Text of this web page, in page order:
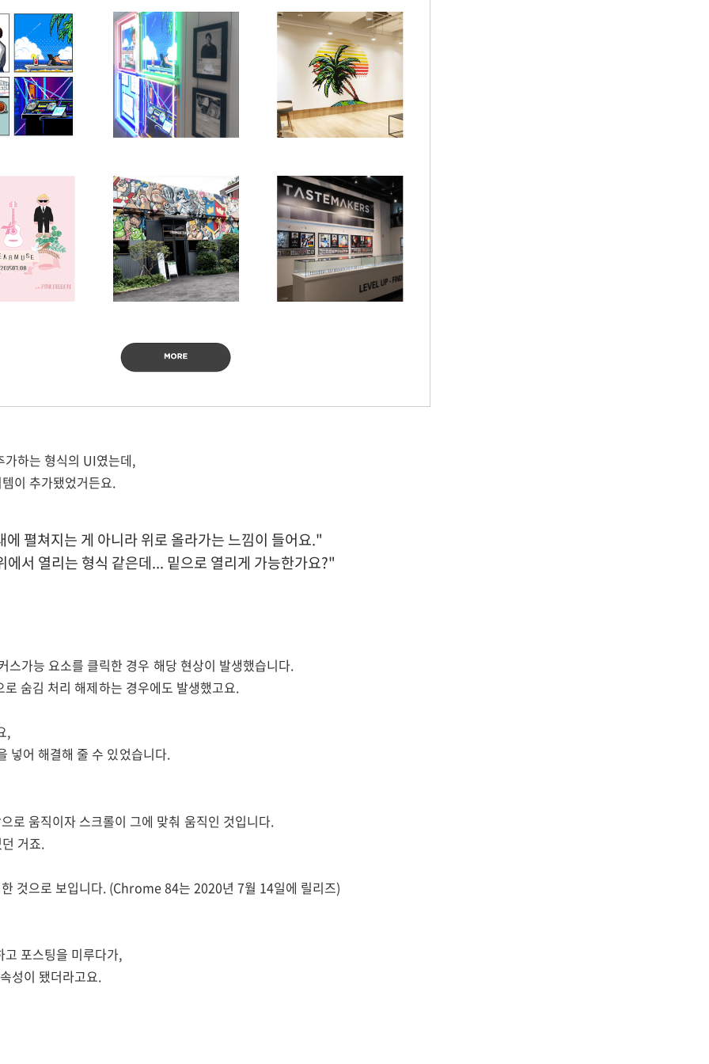
가하는 형식의 UI였는데,
이 추가됐었거든요.
펼쳐지는 게 아니라 위로 올라가는 느낌이 들어요."
서 열리는 형식 같은데... 밑으로 열리게 가능한가요?"
가능 요소를 클릭한 경우 해당 현상이 발생했습니다.
숨김 처리 해제하는 경우에도 발생했고요.
,
넣어 해결해 줄 수 있었습니다.
로 움직이자 스크롤이 그에 맞춰 움직인 것입니다.
거죠.
것으로 보입니다. (Chrome 84는 2020년 7월 14일에 릴리즈)
포스팅을 미루다가,
성이 됐더라고요.